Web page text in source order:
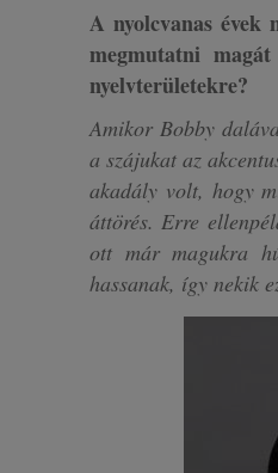
A nyolcvanas évek
megmutatni
nyelvterületekre?
Amikor Bobby
a szájukat az
akadály volt, hogy
áttörés. Erre
ott már magukra
hassanak, így nekik